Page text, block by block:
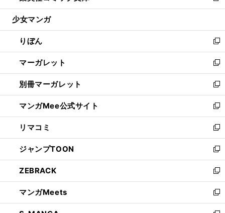
開
ウ
開
く
ン
ウ
で
開
く
ウ
ン
ド
ウ
で
開
く
し
ウ
ィ
ン
ド
ウ
で
開
く
少女マンガ
りぼん
新
し
い
ウ
ィ
ン
ド
ウ
で
開
く
マーガレット
新
し
い
ウ
ィ
ン
ド
ウ
で
開
く
別冊マーガレット
新
し
い
ウ
ィ
ン
ド
ウ
で
開
く
マンガMee公式サイト
新
し
い
ウ
ィ
ン
ド
ウ
で
開
リマコミ
新
し
い
ウ
ィ
ン
ド
ウ
ジャンプTOON
新
し
い
ウ
ィ
ン
ZEBRACK
新
し
い
ウ
マンガMeets
新
し